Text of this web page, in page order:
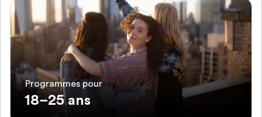
Programmes pour
18–25 ans